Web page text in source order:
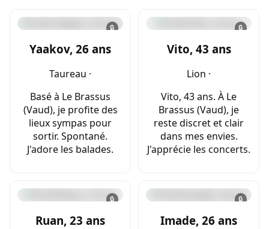
🔒
Yaakov, 26 ans
Taureau ·
Basé à Le Brassus
(Vaud), je profite des
lieux sympas pour
sortir. Spontané.
J'adore les balades.
🔒
Vito, 43 ans
Lion ·
Vito, 43 ans. À Le
Brassus (Vaud), je
reste discret et clair
dans mes envies.
J'apprécie les concerts.
🔒
Ruan, 23 ans
🔒
Imade, 26 ans